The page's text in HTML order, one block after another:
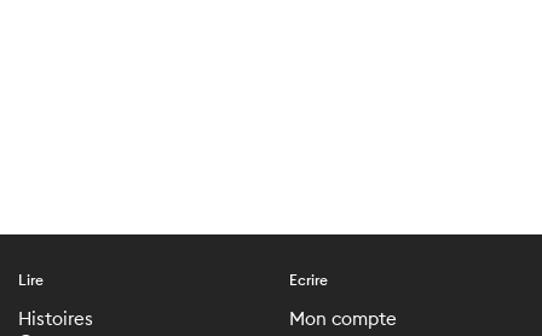
Lire
Histoires
Ecrire
Mon compte